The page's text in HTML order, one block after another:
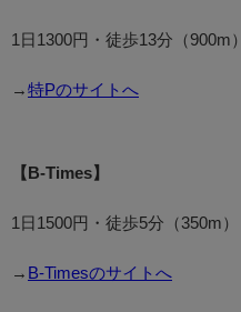
1日1300円・徒歩13分（900m）
→ 特Pのサイトへ
【B-Times】
1日1500円・徒歩5分（350m）
→ B-Timesのサイトへ